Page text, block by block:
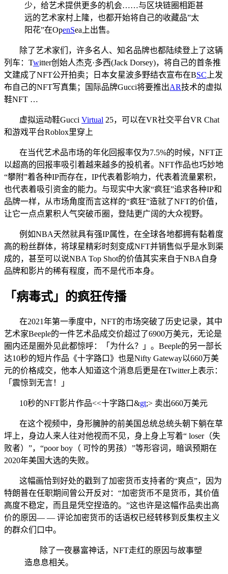
少，给艺术提供更多的机会……与区块链圈相距甚
远的艺术家村上隆，也都开始将自己的收藏品”太
阳花”在OpenSea上出售。
除了艺术家们，许多名人、知名品牌也都陆续登上了这辆
列车：Twitter创始人杰克·多西(Jack Dorsey)，将自己的首条推
文建成了NFT公开拍卖；日本女星波多野结衣宣布在BSC 上发
布自己的NFT写真集；国际品牌Gucci将要推出AR技术的虚拟
鞋NFT …
虚拟运动鞋Gucci Virtual 25，可以在VR社交平台VR Chat
和游戏平台Roblox里穿上
在当代艺术品市场的年化回报率仅为7.5%的时候，NFT正
以超高的回报率吸引着越来越多的投机者。NFT作品也巧妙地
“攀附”着各种IP而存在，IP代表着影响力，代表着流量累积，
也代表着吸引资金的能力。与现实中大家“疯狂”追求各种IP和
品牌一样，从市场角度而言这样的“疯狂”造就了NFT的价值，
让它一点点累积人气突破币圈，登陆更广阔的大众视野。
例如NBA天然就具有强IP属性，在全球各地都拥有黏着度
高的粉丝群体，将球星精彩时刻变成NFT并销售似乎是水到渠
成的，甚至可以说NBA Top Shot的价值其实来自于NBA自身
品牌和影片的稀有程度，而不是代币本身。
「病毒式」的疯狂传播
在2021年第一季度中，NFT的市场突破了历史记录，其中
艺术家Beeple的一件艺术品成交价超过了6900万美元，无论是
圈内还是圈外见此都惊呼：「为什么？」。Beeple的另一部长
达10秒的短片作品《十字路口》也是Nifty Gateway以660万美
元的价格成交，他本人知道这个消息后更是在Twitter上表示：
「震惊到无言！」
10秒的NFT影片作品<<十字路口&gt;> 卖出660万美元
在这个视频中，身形臃肿的前美国总统总统头朝下躺在草
坪上，身边人来人往对他视而不见，身上身上写着“ loser（失
败者）”，“poor boy（ 可怜的男孩）”等形容词，暗讽预期在
2020年美国大选的失败。
这幅画恰到好处的戳到了加密货币支持者的“爽点”，因为
特朗普在任职期间曾公开反对：“加密货币不是货币，其价值
高度不稳定，而且是凭空捏造的。”这也许是这幅作品卖出高
价的原因— — 评论加密货币的话语权已经转移到反集权主义
的群众们口中。
除了一夜暴富神话，NFT走红的原因与故事塑
造息息相关。